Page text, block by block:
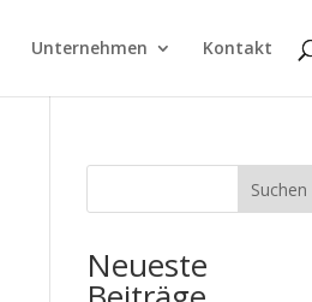
Unternehmen Kontakt
Suchen
Neueste